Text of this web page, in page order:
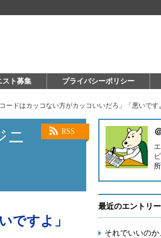
スト募集 プライバシーポリシー
コードはカッコない方がカッコいいだろ」「悪いです
RSS
ニ
ですよ」
最近のエントリー
それでいいのか